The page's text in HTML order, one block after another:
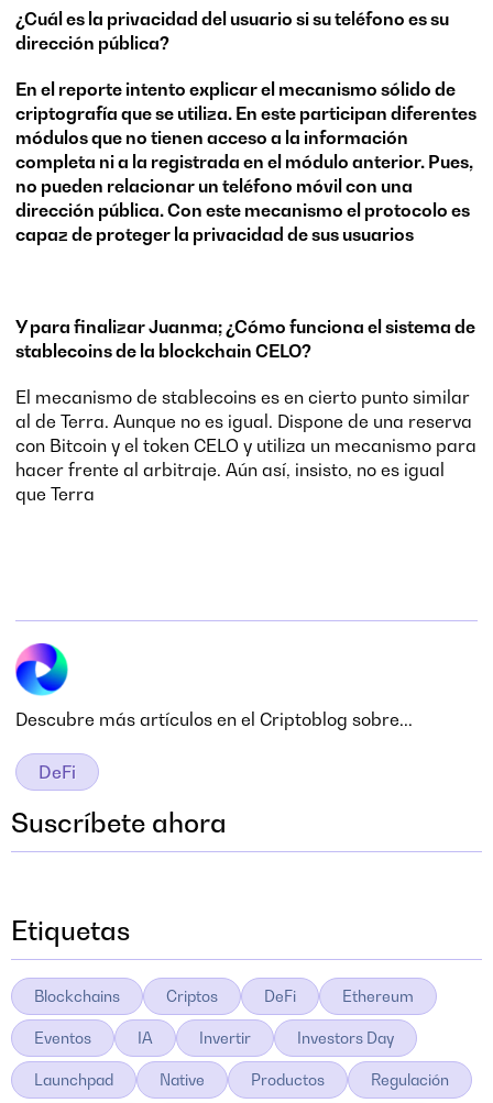
¿Cuál es la privacidad del usuario si su teléfono es su
dirección pública?
En el reporte intento explicar el mecanismo sólido de
criptografía que se utiliza. En este participan diferentes
módulos que no tienen acceso a la información
completa ni a la registrada en el módulo anterior. Pues,
no pueden relacionar un teléfono móvil con una
dirección pública. Con este mecanismo el protocolo es
capaz de proteger la privacidad de sus usuarios
Y para finalizar Juanma; ¿Cómo funciona el sistema de
stablecoins de la blockchain CELO?
El mecanismo de stablecoins es en cierto punto similar
al de Terra. Aunque no es igual. Dispone de una reserva
con Bitcoin y el token CELO y utiliza un mecanismo para
hacer frente al arbitraje. Aún así, insisto, no es igual
que Terra
Descubre más artículos en el Criptoblog sobre...
DeFi
Suscríbete ahora
Etiquetas
Blockchains Criptos DeFi Ethereum
Eventos IA Invertir Investors Day
Launchpad Native Productos Regulación